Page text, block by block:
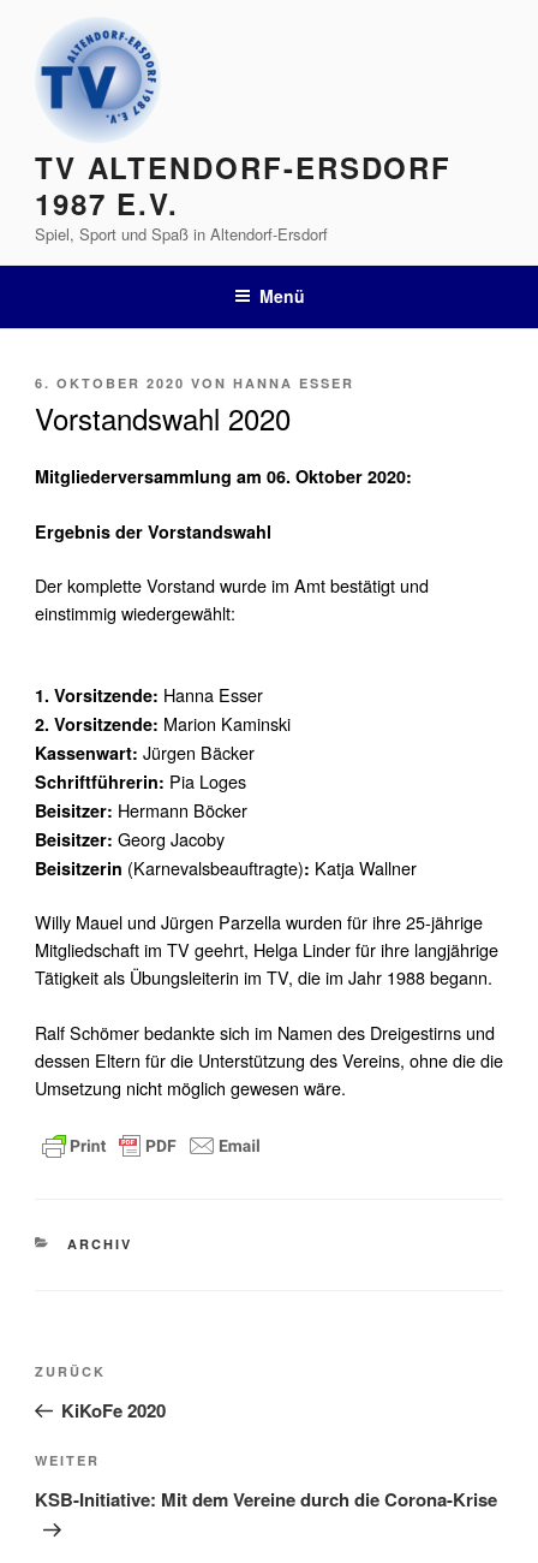
springen
TV ALTENDORF-ERSDORF
1987 E.V.
Spiel, Sport und Spaß in Altendorf-Ersdorf
Menü
VERÖFFENTLICHT
6. OKTOBER 2020 VON HANNA ESSER
Vorstandswahl 2020
Mitgliederversammlung am 06. Oktober 2020:
Ergebnis der Vorstandswahl
Der komplette Vorstand wurde im Amt bestätigt und
einstimmig wiedergewählt:
1. Vorsitzende: Hanna Esser
2. Vorsitzende: Marion Kaminski
Kassenwart: Jürgen Bäcker
Schriftführerin: Pia Loges
Beisitzer: Hermann Böcker
Beisitzer: Georg Jacoby
Beisitzerin (Karnevalsbeauftragte): Katja Wallner
Willy Mauel und Jürgen Parzella wurden für ihre 25-jährige
Mitgliedschaft im TV geehrt, Helga Linder für ihre langjährige
Tätigkeit als Übungsleiterin im TV, die im Jahr 1988 begann.
Ralf Schömer bedankte sich im Namen des Dreigestirns und
dessen Eltern für die Unterstützung des Vereins, ohne die die
Umsetzung nicht möglich gewesen wäre.
KATEGORIEN
ARCHIV
Beitragsnavigation
Vorheriger
Beitrag
ZURÜCK
KiKoFe 2020
Nächster
Beitrag
WEITER
KSB-Initiative: Mit dem Vereine durch die Corona-Krise